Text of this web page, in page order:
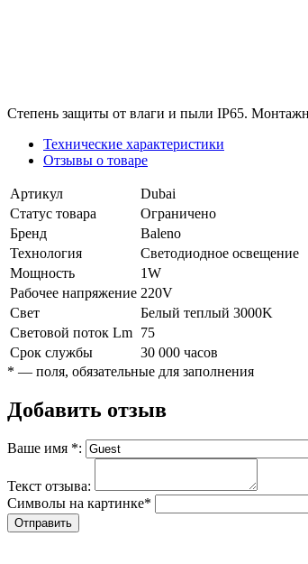
Степень защиты от влаги и пыли IP65.
Технические характеристики
Отзывы о товаре
Артикул
Dubai
Статус товара
Ограничено
Бренд
Baleno
Технология
Светодиодное освещение
Мощность
1W
Рабочее напряжение 220V
Свет
Белый теплый 3000K
Световой поток Lm 75
Срок службы
30 000 часов
* — поля, обязательные для заполнения
Добавить отзыв
Ваше имя *:
Текст отзыва:
Символы на картинке*